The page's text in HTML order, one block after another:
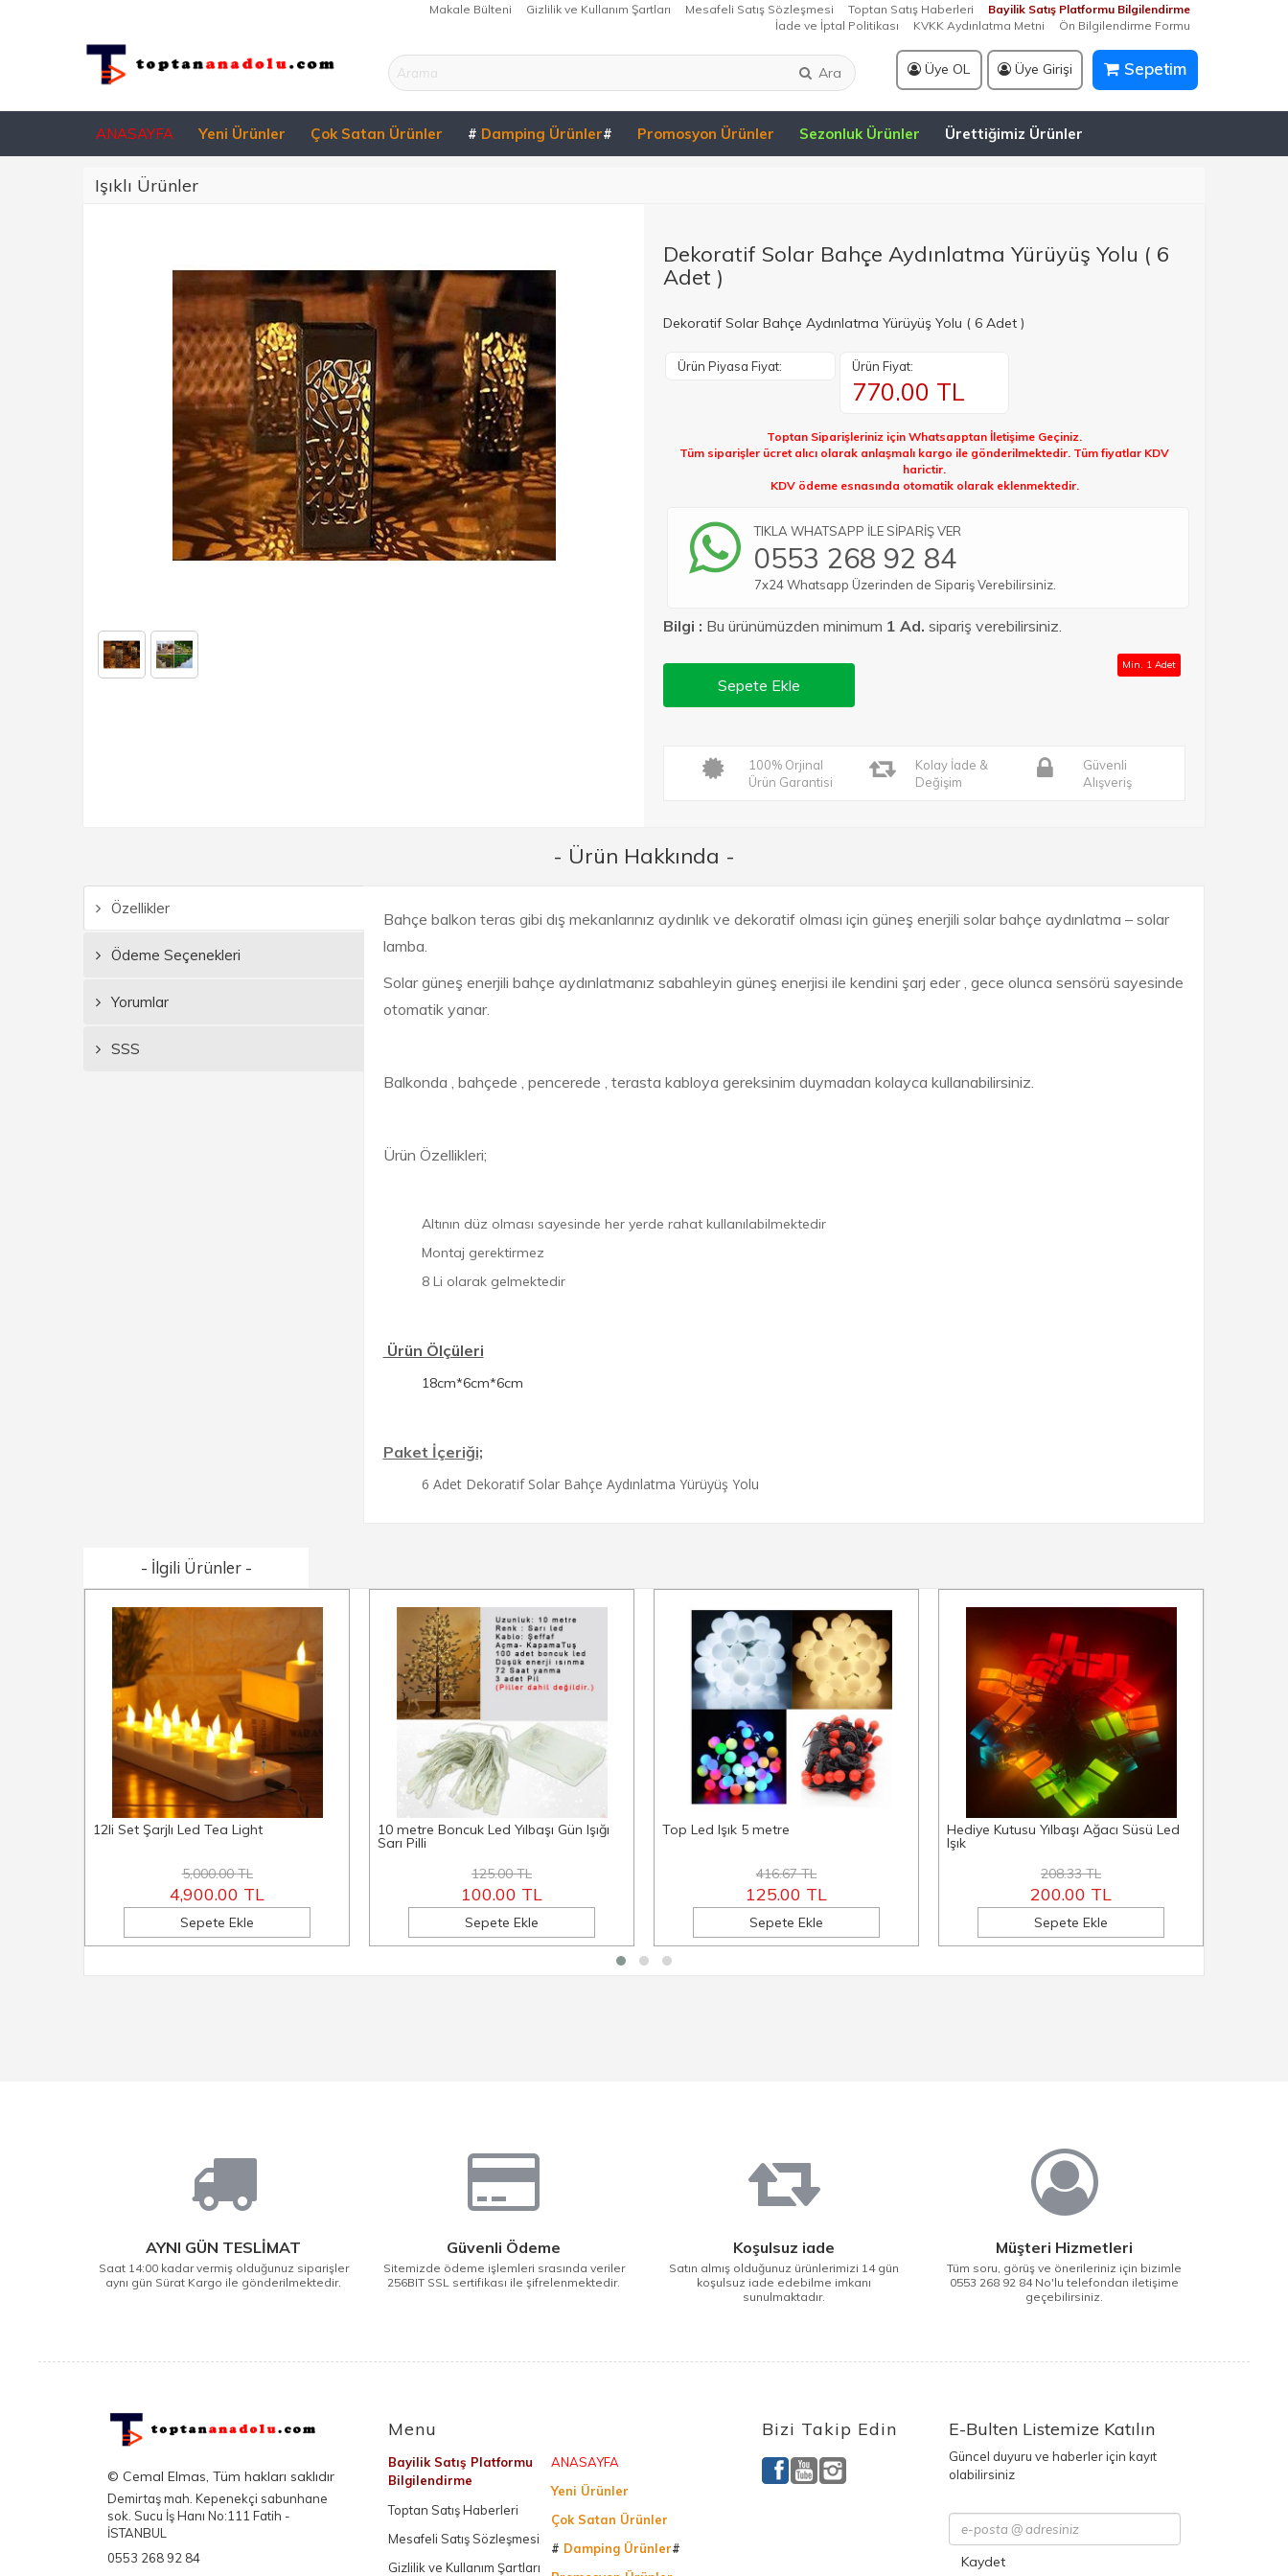
Bayilik Satış Platformu Bilgilendirme
Toptan Satış Haberleri
Mesafeli Satış Sözleşmesi
Gizlilik ve Kullanım Şartları
Makale Bülteni
Ön Bilgilendirme Formu
KVKK Aydınlatma Metni
İade ve İptal Politikası
Ara Üye OL Üye Girişi Sepetim
ANASAYFA Yeni Ürünler Çok Satan Ürünler # Damping Ürünler# Promosyon Ürünler Sezonluk Ürünler Ürettiğimiz Ürünler
Işıklı Ürünler
Dekoratif Solar Bahçe Aydınlatma Yürüyüş Yolu ( 6
Adet )
Dekoratif Solar Bahçe Aydınlatma Yürüyüş Yolu ( 6 Adet )
Ürün Piyasa Fiyat: Ürün Fiyat:
770.00 TL
Toptan Siparişleriniz için Whatsapptan İletişime Geçiniz.
Tüm siparişler ücret alıcı olarak anlaşmalı kargo ile gönderilmektedir. Tüm fiyatlar KDV
harictir.
KDV ödeme esnasında otomatik olarak eklenmektedir.
TIKLA WHATSAPP İLE SİPARİŞ VER
0553 268 92 84
7x24 Whatsapp Üzerinden de Sipariş Verebilirsiniz.
Bilgi : Bu ürünümüzden minimum 1 Ad. sipariş verebilirsiniz.
Sepete Ekle
Min. 1 Adet
100% Orjinal
Ürün Garantisi
Kolay İade &
Değişim
Güvenli
Alışveriş
- Ürün Hakkında -
Özellikler
Ödeme Seçenekleri
Yorumlar
SSS
Bahçe balkon teras gibi dış mekanlarınız aydınlık ve dekoratif olması için güneş enerjili solar bahçe aydınlatma – solar
lamba.
Solar güneş enerjili bahçe aydınlatmanız sabahleyin güneş enerjisi ile kendini şarj eder , gece olunca sensörü sayesinde
otomatik yanar.
Balkonda , bahçede , pencerede , terasta kabloya gereksinim duymadan kolayca kullanabilirsiniz.
Ürün Özellikleri;
Altının düz olması sayesinde her yerde rahat kullanılabilmektedir
Montaj gerektirmez
8 Li olarak gelmektedir
Ürün Ölçüleri
18cm*6cm*6cm
Paket İçeriği;
6 Adet Dekoratif Solar Bahçe Aydınlatma Yürüyüş Yolu
- İlgili Ürünler -
12li Set Şarjlı Led Tea Light
5,000.00 TL
4,900.00 TL
Sepete Ekle
10 metre Boncuk Led Yılbaşı Gün Işığı
Sarı Pilli
125.00 TL
100.00 TL
Sepete Ekle
Top Led Işık 5 metre
416.67 TL
125.00 TL
Sepete Ekle
Hediye Kutusu Yılbaşı Ağacı Süsü Led
Işık
208.33 TL
200.00 TL
Sepete Ekle
AYNI GÜN TESLİMAT
Saat 14:00 kadar vermiş olduğunuz siparişler
aynı gün Sürat Kargo ile gönderilmektedir.
Güvenli Ödeme
Sitemizde ödeme işlemleri srasında veriler
256BIT SSL sertifikası ile şifrelenmektedir.
Koşulsuz iade
Satın almış olduğunuz ürünlerimizi 14 gün
koşulsuz iade edebilme imkanı
sunulmaktadır.
Müşteri Hizmetleri
Tüm soru, görüş ve önerileriniz için bizimle
0553 268 92 84 No'lu telefondan iletişime
geçebilirsiniz.
© Cemal Elmas, Tüm hakları saklıdır
Demirtaş mah. Kepenekçi sabunhane
sok. Sucu İş Hanı No:111 Fatih -
İSTANBUL
0553 268 92 84
Menu
Bayilik Satış Platformu
Bilgilendirme
Toptan Satış Haberleri
Mesafeli Satış Sözleşmesi
Gizlilik ve Kullanım Şartları
ANASAYFA
Yeni Ürünler
Çok Satan Ürünler
# Damping Ürünler#
Bizi Takip Edin E-Bulten Listemize Katılın
Güncel duyuru ve haberler için kayıt
olabilirsiniz
Kaydet